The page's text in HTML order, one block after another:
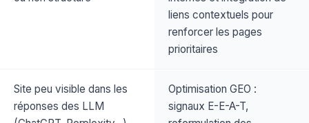
liens contextuels pour
renforcer les pages
prioritaires
Site peu visible dans les
réponses des LLM
Optimisation GEO :
signaux E-E-A-T,